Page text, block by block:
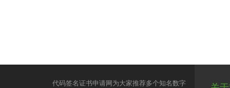
代码签名证书申请网为大家推荐多个知名数字